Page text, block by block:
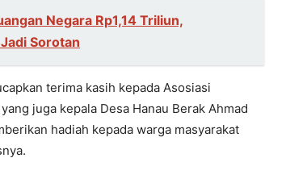
Negara Rp1,14 Triliun,
Sorotan
terima kasih kepada Asosiasi
juga kepala Desa Hanau Berak Ahmad
hadiah kepada warga masyarakat